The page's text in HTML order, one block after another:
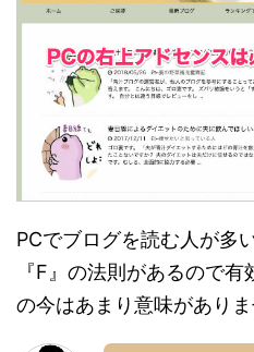
PCでブログを読む人が多
『F』の法則があるので
の今はあまり意味があり